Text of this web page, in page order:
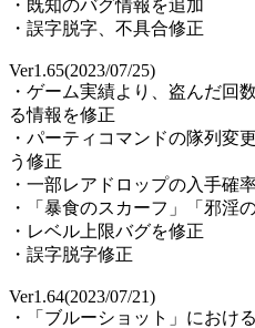
・既知のバグ情報を追加
・誤字脱字、不具合修正
Ver1.65(2023/07/25)
・ゲーム実績より、盗んだ回
る情報を修正
・パーティコマンドの隊列変
う修正
・一部レアドロップの入手確
・「暴食のスカーフ」「邪淫
・レベル上限バグを修正
・誤字脱字修正
Ver1.64(2023/07/21)
・「ブルーショット」におけ